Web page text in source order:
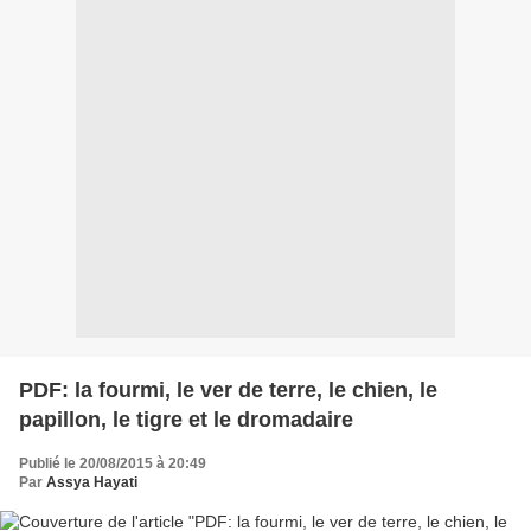
PDF: la fourmi, le ver de terre, le chien, le
papillon, le tigre et le dromadaire
Publié le 20/08/2015 à 20:49
Par Assya Hayati